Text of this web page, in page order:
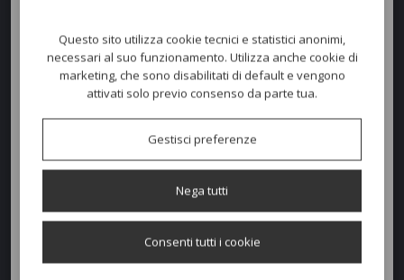
Dimensioni e peso
Larghezza: 100cm
220/320cm
Altezza:75cm
Peso:68kg
Questo sito utilizza cookie tecnici e statistici anonimi,
necessari al suo funzionamento. Utilizza anche cookie di
marketing, che sono disabilitati di default e vengono
attivati solo previo consenso da parte tua.
Gestisci preferenze
Nega tutti
Consenti tutti i cookie